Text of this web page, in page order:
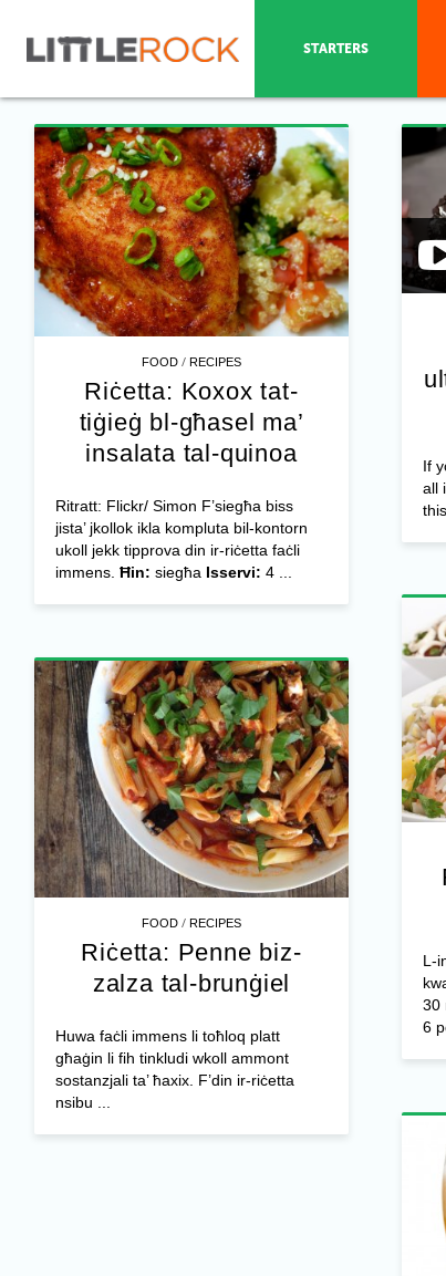
FOOD /RECIPES
Riċetta: Koxox tat-
tiġieġ bl-għasel ma’
insalata tal-quinoa
Ritratt: Flickr/ Simon F’siegħa biss
jista’ jkollok ikla kompluta bil-kontorn
ukoll jekk tipprova din ir-riċetta faċli
immens. Ħin: siegħa Isservi: 4 ...
If
all
L-
30
6
FOOD /RECIPES
Riċetta: Penne biz-
zalza tal-brunġiel
Huwa faċli immens li toħloq platt
għaġin li fih tinkludi wkoll ammont
sostanzjali ta’ ħaxix. F’din ir-riċetta
nsibu ...
STARTERS